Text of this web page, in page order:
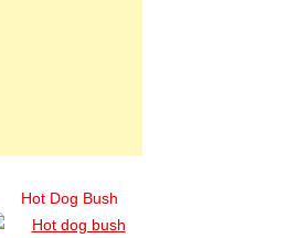
Hot Dog Bush